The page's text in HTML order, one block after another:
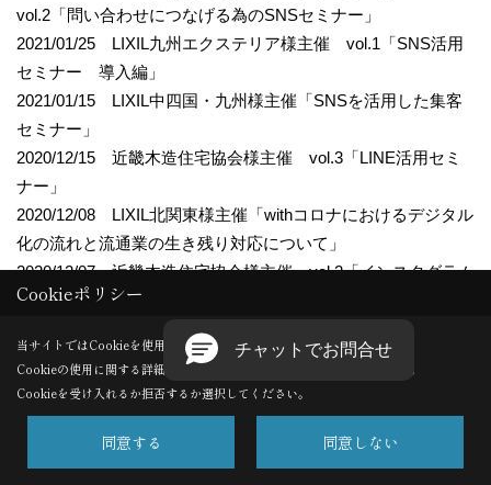
vol.2「問い合わせにつなげる為のSNSセミナー」
2021/01/25 LIXIL九州エクステリア様主催 vol.1「SNS活用
セミナー 導入編」
2021/01/15 LIXIL中四国・九州様主催「SNSを活用した集客
セミナー」
2020/12/15 近畿木造住宅協会様主催 vol.3「LINE活用セミ
ナー」
2020/12/08 LIXIL北関東様主催「withコロナにおけるデジタル
化の流れと流通業の生き残り対応について」
2020/12/07 近畿木造住宅協会様主催 vol.2「インスタグラム
セミナー」
2020/11/24 近畿木造住宅協会様主催 vol.1「住宅会社が知っ
ておくべきSNS活用セミナー」
2020/10/29 北陸型木の住まい研究会様主催「地域工務店の
SNS集客術」
2020/10/22 GLホーム様主催「来場・受注につながるWEB戦
略セミナー」
Cookieポリシー
当サイトではCookieを使用します。
Cookieの使用に関する詳細は 「プライバシーポリシー
」をご覧ください。
Cookieを受け入れるか拒否するか選択してください。
同意する 同意しない